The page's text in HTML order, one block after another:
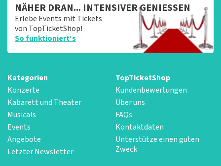
NÄHER DRAN... INTENSIVER GENIESSEN
Erlebe Events mit Tickets
von TopTicketShop!
So funktioniert‘s
Kategorien
Konzerte
Kabarett und Theater
Musicals
Events
Angebote
Letzter Newsletter
TopTicketShop
Kundenbewertungen
Über uns
FAQs
Kontaktdaten
Unterstütze einen guten
Zweck